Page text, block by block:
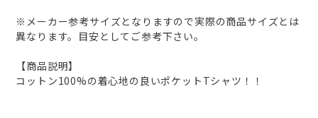
※メーカー参考サイズとなりますので実際の商品サイズとは
異なります。目安としてご参考下さい。
【商品説明】
コットン100%の着心地の良いポケットTシャツ！！